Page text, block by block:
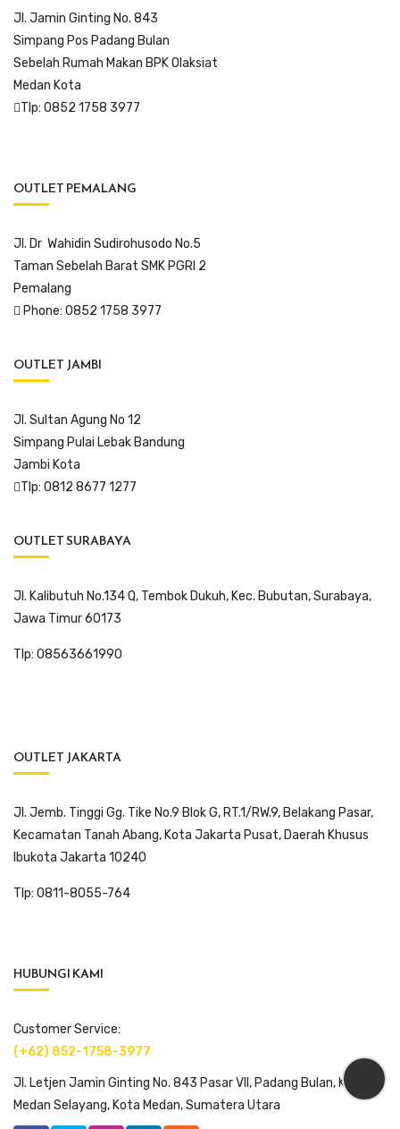
Jl. Jamin Ginting No. 843
Simpang Pos Padang Bulan
Sebelah Rumah Makan BPK Olaksiat
Medan Kota
Tlp: 0852 1758 3977
OUTLET PEMALANG
Jl. Dr Wahidin Sudirohusodo No.5
Taman Sebelah Barat SMK PGRI 2
Pemalang
Phone: 0852 1758 3977
OUTLET JAMBI
Jl. Sultan Agung No 12
Simpang Pulai Lebak Bandung
Jambi Kota
Tlp: 0812 8677 1277
OUTLET SURABAYA
Jl. Kalibutuh No.134 Q, Tembok Dukuh, Kec. Bubutan, Surabaya,
Jawa Timur 60173
Tlp: 08563661990
OUTLET JAKARTA
Jl. Jemb. Tinggi Gg. Tike No.9 Blok G, RT.1/RW.9, Belakang Pasar,
Kecamatan Tanah Abang, Kota Jakarta Pusat, Daerah Khusus
Ibukota Jakarta 10240
Tlp: 0811-8055-764
HUBUNGI KAMI
Customer Service:
(+62) 852-1758-3977
Jl. Letjen Jamin Ginting No. 843 Pasar VII, Padang Bulan, Kec.
Medan Selayang, Kota Medan, Sumatera Utara